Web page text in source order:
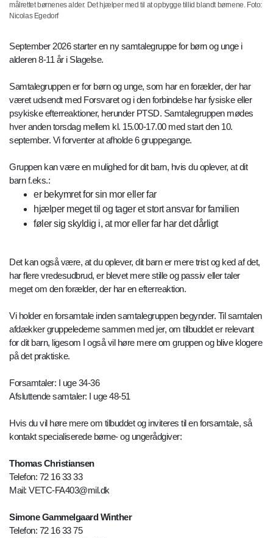
målrettet børnenes alder. Det hjælper med til at opbygge tillid blandt børnene. Foto:
Nicolas Egedorf
September 2026 starter en ny samtalegruppe for børn og unge i
alderen 8-11 år i Slagelse.
Samtalegruppen er for børn og unge, som har en forælder, der har
været udsendt med Forsvaret og i den forbindelse har fysiske eller
psykiske efterreaktioner, herunder PTSD. Samtalegruppen mødes
hver anden torsdag mellem kl. 15.00-17.00 med start den 10.
september. Vi forventer at afholde 6 gruppegange.
Gruppen kan være en mulighed for dit barn, hvis du oplever, at dit
barn f.eks.:
er bekymret for sin mor eller far
hjælper meget til og tager et stort ansvar for familien
føler sig skyldig i, at mor eller far har det dårligt
Det kan også være, at du oplever, dit barn er mere trist og ked af det,
har flere vredesudbrud, er blevet mere stille og passiv eller taler
meget om den forælder, der har en efterreaktion.
Vi holder en forsamtale inden samtalegruppen begynder. Til samtalen
afdækker gruppelederne sammen med jer, om tilbuddet er relevant
for dit barn, ligesom I også vil høre mere om gruppen og blive klogere
på det praktiske.
Forsamtaler: I uge 34-36
Afsluttende samtaler: I uge 48-51
Hvis du vil høre mere om tilbuddet og inviteres til en forsamtale, så
kontakt specialiserede børne- og ungerådgiver:
Thomas Christiansen
Telefon: 72 16 33 33
Mail: VETC-FA403@mil.dk
Simone Gammelgaard Winther
Telefon: 72 16 33 75